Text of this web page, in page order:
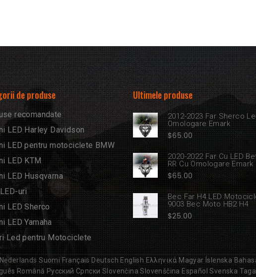
de produse
recomandate
LED Harley Davidson
LED pentru motociclete BMW
LED KTM
LED Husqvarna
uri
LED Sherco
LED Yamaha
Led pentru Motociclete
Ultimele produse
2012-2023 Far Sherco
Omologare Emark
$65.00
2020-2022 Far Cu LED
RR Cu Omologare Emark
$65.00
Bec Far H4 LED
9003 Bec Moto HB2 H4
$25.00
Nederlands Suomi Français Deutsch English Ελληνικά Magyar Íslenska
Română Русский Српски Slovenčina Slovenščina Español Svenska